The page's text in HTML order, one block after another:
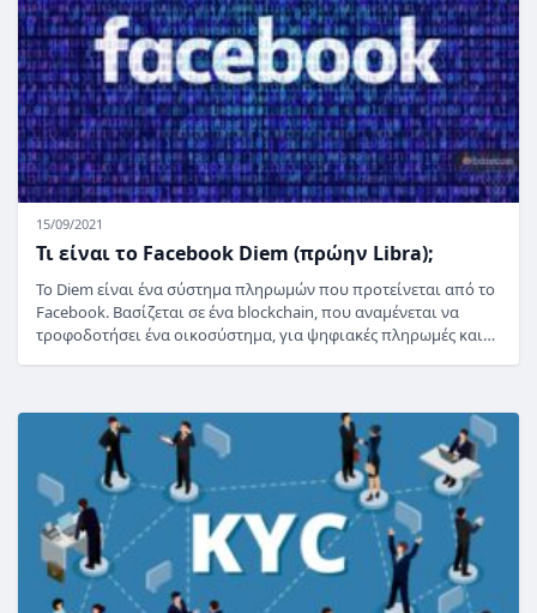
15/09/2021
Τι είναι το Facebook Diem (πρώην Libra);
Το Diem είναι ένα σύστημα πληρωμών που προτείνεται από το
Facebook. Βασίζεται σε ένα blockchain, που αναμένεται να
τροφοδοτήσει ένα οικοσύστημα, για ψηφιακές πληρωμές και…